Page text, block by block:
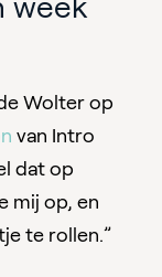
week
Wolter op
van Intro
dat op
mij op, en
te rollen.”